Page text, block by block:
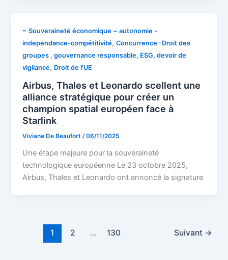
~ Souveraineté économique ~ autonomie -
independance-compétitivité,Concurrence -Droit des
groupes , gouvernance responsable, ESG, devoir de
vigilance, Droit de l'UE
Airbus, Thales et Leonardo scellent une
alliance stratégique pour créer un
champion spatial européen face à
Starlink
Viviane De Beaufort/06/11/2025
Une étape majeure pour la souveraineté
technologique européenne Le 23 octobre 2025,
Airbus, Thales et Leonardo ont annoncé la signature
1 2 … 130 Suivant →